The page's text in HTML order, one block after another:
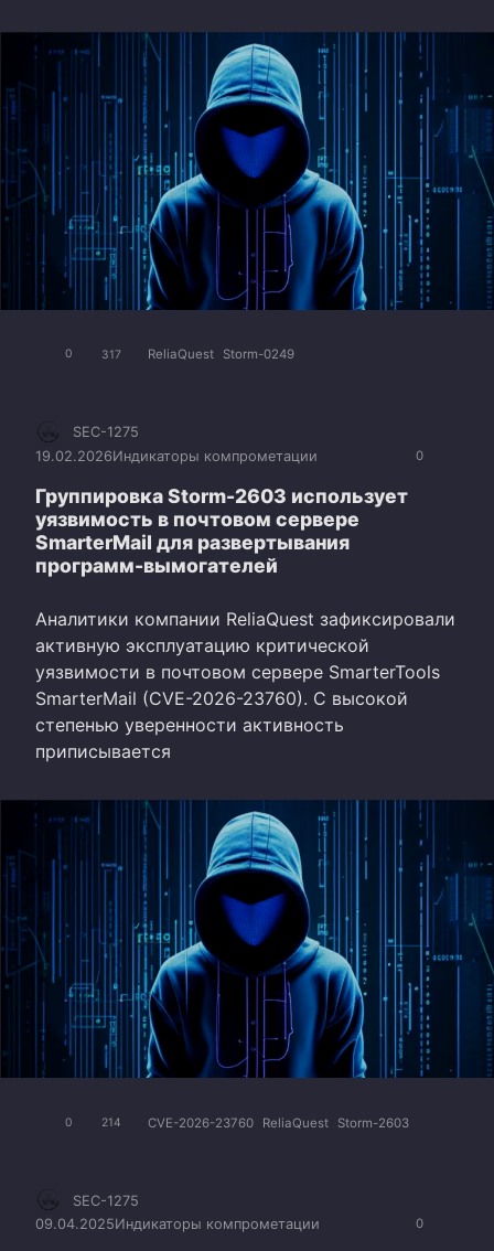
0 317 ReliaQuest Storm-0249
0
SEC-1275
19.02.2026Индикаторы компрометации
Группировка Storm-2603 использует
уязвимость в почтовом сервере
SmarterMail для развертывания
программ-вымогателей
Аналитики компании ReliaQuest зафиксировали
активную эксплуатацию критической
уязвимости в почтовом сервере SmarterTools
SmarterMail (CVE-2026-23760). С высокой
степенью уверенности активность
приписывается
0 214 CVE-2026-23760 ReliaQuest Storm-2603
0
SEC-1275
09.04.2025Индикаторы компрометации